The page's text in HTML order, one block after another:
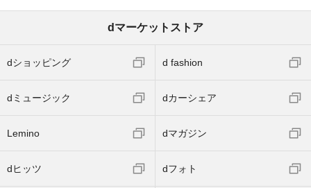
dマーケットストア
dショッピング d fashion
dミュージック dカーシェア
Lemino dマガジン
dヒッツ dフォト